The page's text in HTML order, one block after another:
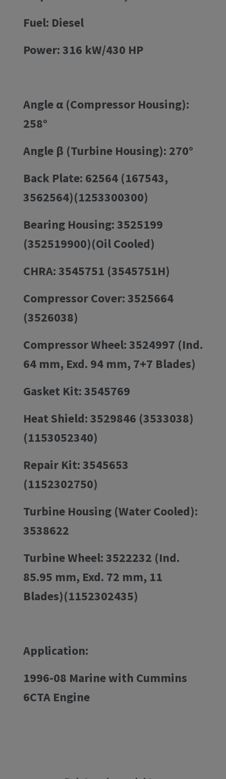
Fuel: Diesel
Power: 316 kW/430 HP
Angle α (Compressor Housing):
258°
Angle β (Turbine Housing): 270°
Back Plate: 62564 (167543,
3562564)(1253300300)
Bearing Housing: 3525199
(352519900)(Oil Cooled)
CHRA: 3545751 (3545751H)
Compressor Cover: 3525664
(3526038)
Compressor Wheel: 3524997 (Ind.
64 mm, Exd. 94 mm, 7+7 Blades)
Gasket Kit: 3545769
Heat Shield: 3529846 (3533038)
(1153052340)
Repair Kit: 3545653
(1152302750)
Turbine Housing (Water Cooled):
3538622
Turbine Wheel: 3522232 (Ind.
85.95 mm, Exd. 72 mm, 11
Blades)(1152302435)
Application:
1996-08 Marine with Cummins
6CTA Engine